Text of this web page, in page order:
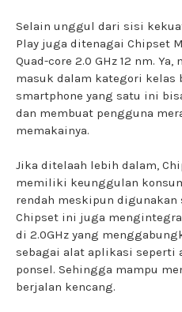
Selain unggul dari sisi
Play juga ditenagai Chipset
Quad-core 2.0 GHz 12 nm.
masuk dalam kategori kelas
smartphone yang satu ini
dan membuat pengguna
memakainya.
Jika ditelaah lebih dalam,
memiliki keunggulan
rendah meskipun digunakan
Chipset ini juga
di 2.0GHz yang
sebagai alat aplikasi seperti
ponsel. Sehingga mampu
berjalan kencang.